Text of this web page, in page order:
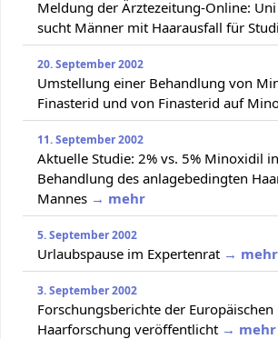
Meldung der Ärztezeitung-Online:
sucht Männer mit Haarausfall für
20. September 2002
Umstellung einer Behandlung von
Finasterid und von Finasterid auf
11. September 2002
Aktuelle Studie: 2% vs. 5% Minoxidil
Behandlung des anlagebedingten
Mannes → mehr
5. September 2002
Urlaubspause im Expertenrat → mehr
3. September 2002
Forschungsberichte der
Haarforschung veröffentlicht → mehr